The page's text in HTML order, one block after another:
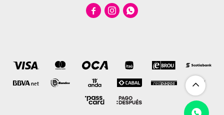
  